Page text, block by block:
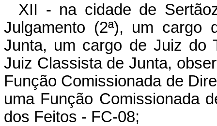
XII - na cidade de
Julgamento (2ª), um cargo
Junta, um cargo de Juiz do
Juiz Classista de Junta,
Função Comissionada de
uma Função Comissionada
dos Feitos - FC-08;